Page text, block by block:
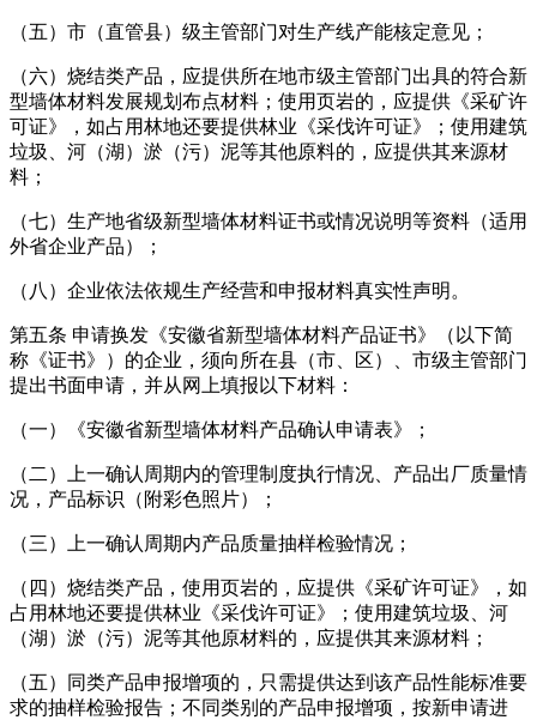
（五）市（直管县）级主管部门对生产线产能核定意见；
（六）烧结类产品，应提供所在地市级主管部门出具的符合新
型墙体材料发展规划布点材料；使用页岩的，应提供《采矿许
可证》，如占用林地还要提供林业《采伐许可证》；使用建筑
垃圾、河（湖）淤（污）泥等其他原料的，应提供其来源材
料；
（七）生产地省级新型墙体材料证书或情况说明等资料（适用
外省企业产品）；
（八）企业依法依规生产经营和申报材料真实性声明。
第五条 申请换发《安徽省新型墙体材料产品证书》（以下简
称《证书》）的企业，须向所在县（市、区）、市级主管部门
提出书面申请，并从网上填报以下材料：
（一）《安徽省新型墙体材料产品确认申请表》；
（二）上一确认周期内的管理制度执行情况、产品出厂质量情
况，产品标识（附彩色照片）；
（三）上一确认周期内产品质量抽样检验情况；
（四）烧结类产品，使用页岩的，应提供《采矿许可证》，如
占用林地还要提供林业《采伐许可证》；使用建筑垃圾、河
（湖）淤（污）泥等其他原材料的，应提供其来源材料；
（五）同类产品申报增项的，只需提供达到该产品性能标准要
求的抽样检验报告；不同类别的产品申报增项，按新申请进